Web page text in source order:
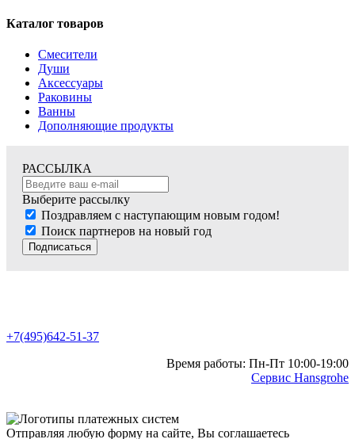
Каталог товаров
Смесители
Души
Аксессуары
Раковины
Ванны
Дополняющие продукты
РАССЫЛКА
Выберите рассылку
Поздравляем с наступающим новым годом!
Поиск партнеров на новый год
Подписаться
+7(495)642-51-37
Время работы: Пн-Пт 10:00-19:00
Сервис Hansgrohe
Отправляя любую форму на сайте, Вы соглашаетесь